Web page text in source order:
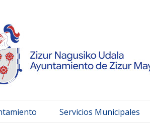
Servicios Municipales